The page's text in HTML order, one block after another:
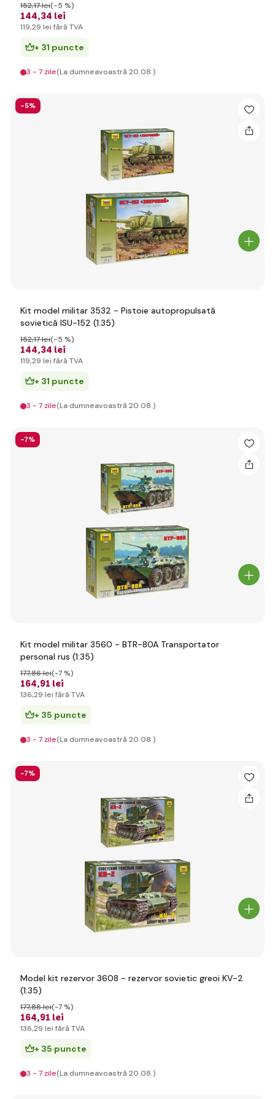
144,34 lei
152,17 lei(-5 %)
119,29 lei fără TVA
+ 31 puncte
3 - 7 zile(La dumneavoastră 20.08.)
-5%
Kit model militar 3532 - Pistoie autopropulsată
sovietică ISU-152 (1:35)
144,34 lei
152,17 lei(-5 %)
119,29 lei fără TVA
+ 31 puncte
3 - 7 zile(La dumneavoastră 20.08.)
-7%
Kit model militar 3560 - BTR-80A Transportator
personal rus (1:35)
164,91 lei
177,86 lei(-7 %)
136,29 lei fără TVA
+ 35 puncte
3 - 7 zile(La dumneavoastră 20.08.)
-7%
Model kit rezervor 3608 - rezervor sovietic greoi KV-2
(1:35)
164,91 lei
177,86 lei(-7 %)
136,29 lei fără TVA
+ 35 puncte
3 - 7 zile(La dumneavoastră 20.08.)